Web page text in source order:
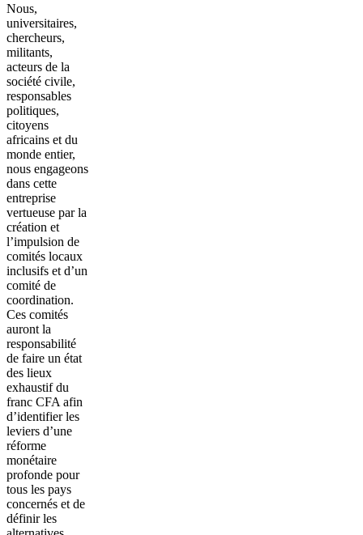
Nous,
universitaires,
chercheurs,
militants,
acteurs de la
société civile,
responsables
politiques,
citoyens
africains et du
monde entier,
nous engageons
dans cette
entreprise
vertueuse par la
création et
l’impulsion de
comités locaux
inclusifs et d’un
comité de
coordination.
Ces comités
auront la
responsabilité
de faire un état
des lieux
exhaustif du
franc CFA afin
d’identifier les
leviers d’une
réforme
monétaire
profonde pour
tous les pays
concernés et de
définir les